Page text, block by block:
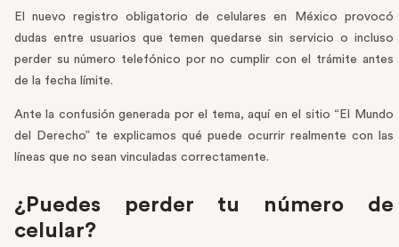
El nuevo registro obligatorio de celulares en México provocó
dudas entre usuarios que temen quedarse sin servicio o incluso
perder su número telefónico por no cumplir con el trámite antes
de la fecha límite.
Ante la confusión generada por el tema, aquí en el sitio “El Mundo
del Derecho” te explicamos qué puede ocurrir realmente con las
líneas que no sean vinculadas correctamente.
¿Puedes perder tu número de
celular?